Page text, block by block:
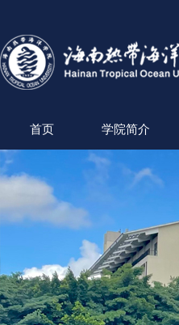
首页 学院简介